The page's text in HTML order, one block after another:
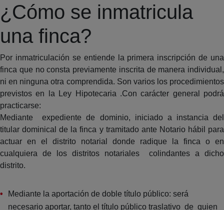
¿Cómo se inmatricula
una finca?
Por inmatriculación se entiende la primera inscripción de una
finca que no consta previamente inscrita de manera individual,
ni en ninguna otra comprendida. Son varios los procedimientos
previstos en la Ley Hipotecaria .Con carácter general podrá
practicarse:
Mediante expediente de dominio, iniciado a instancia del
titular dominical de la finca y tramitado ante Notario hábil para
actuar en el distrito notarial donde radique la finca o en
cualquiera de los distritos notariales colindantes a dicho
distrito.
Mediante la aportación de doble título público: será
necesario aportar, tanto el título público traslativo de quien